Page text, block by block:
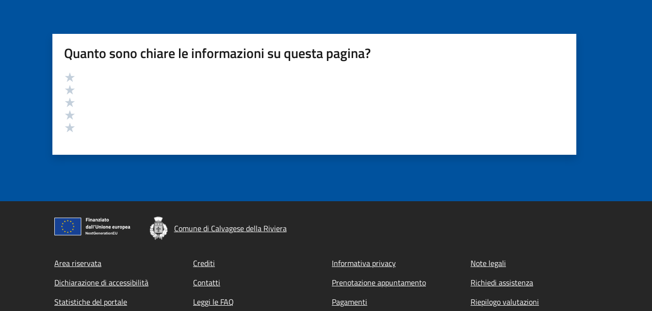
Quanto sono chiare le informazioni su questa pagina?
Valutazione
Comune di Calvagese della Riviera
Footer menu
Area riservata Crediti Informativa privacy
Note legali
Dichiarazione di accessibilità
Contatti Prenotazione appuntamento
Richiedi assistenza
Statistiche del portale
Leggi le FAQ Pagamenti Riepilogo valutazioni